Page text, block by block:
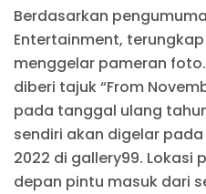
Berdasarkan
Entertainment,
menggelar pameran
diberi tajuk “From
pada tanggal ulang
sendiri akan digelar
2022 di gallery99. Lokasi
depan pintu masuk dari